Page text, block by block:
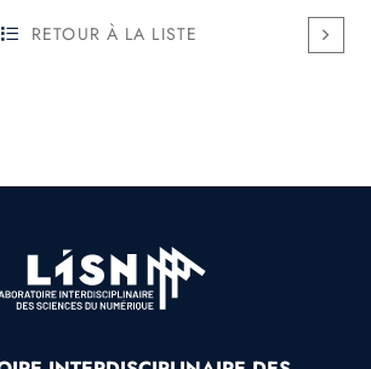
RETOUR À LA LISTE